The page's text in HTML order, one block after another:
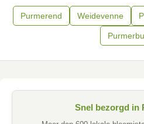
Purmerend Weidevenne
Snel bezorgd in